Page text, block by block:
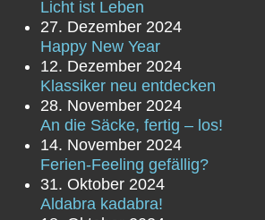
Licht ist Leben
27. Dezember 2024
Happy New Year
12. Dezember 2024
Klassiker neu entdecken
28. November 2024
An die Säcke, fertig – los!
14. November 2024
Ferien-Feeling gefällig?
31. Oktober 2024
Aldabra kadabra!